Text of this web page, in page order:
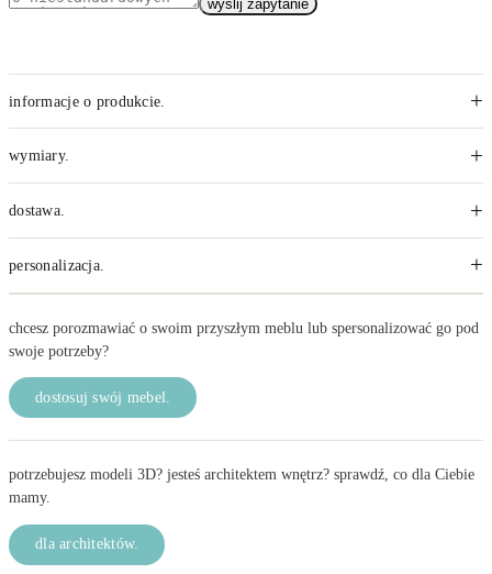
wyślij zapytanie
informacje o produkcie. +
wymiary. +
dostawa. +
personalizacja. +
chcesz porozmawiać o swoim przyszłym meblu lub spersonalizować go pod
swoje potrzeby?
dostosuj swój mebel.
potrzebujesz modeli 3D? jesteś architektem wnętrz? sprawdź, co dla Ciebie
mamy.
dla architektów.